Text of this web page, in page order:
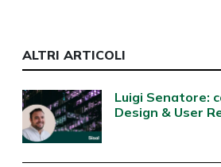
ALTRI ARTICOLI
Luigi Senatore:
Design & User